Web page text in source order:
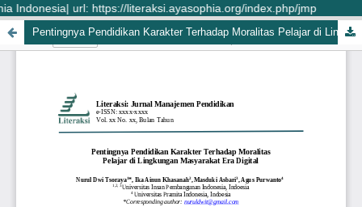
Indonesia| url: https://literaksi.ayasophia.org/index.php/jmp
Pentingnya Pendidikan Karakter Terhadap Moralitas Pelajar di Lingkungan Masyarakat Era Digital